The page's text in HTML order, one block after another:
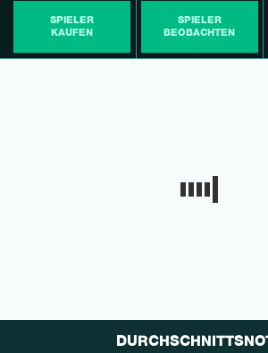
SPIELER
KAUFEN
SPIELER
BEOBACHTEN